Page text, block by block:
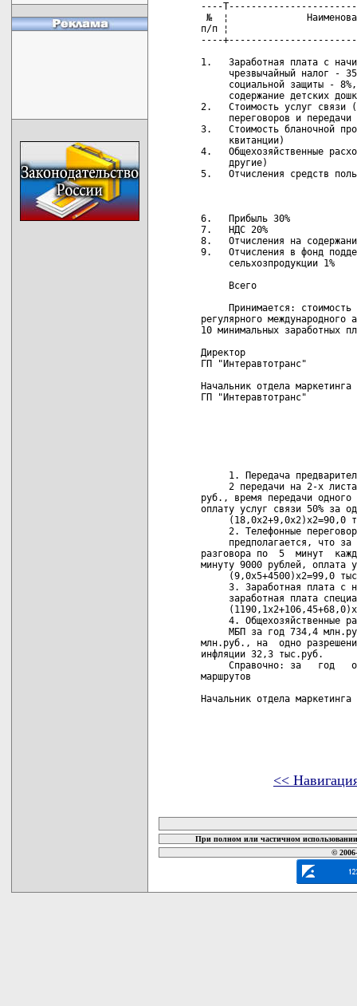
----
№  ¦
п/п ¦
----
1.   Заработная плата с
чрезвычайный налог -
социальной защиты -
содержание детских
2.   Стоимость услуг связи
переговоров и передачи
3.   Стоимость бланочной
квитанции)
4.   Общехозяйственные
другие)
5.   Отчисления средств
6.   Прибыль 30%
7.   НДС 20%
8.   Отчисления на
9.   Отчисления в фонд
сельхозпродукции 1%
Всего
Принимается: стоимость
регулярного
10 минимальных заработных
Директор
ГП "Интеравтотранс"
Начальник отдела маркетинга
ГП "Интеравтотранс"
1. Передача
2 передачи на 2-х
руб., время передачи
оплату услуг связи 50% за
(18,0х2+9,0х2)х2=90,0
2. Телефонные
предполагается, что за
разговора по  5  минут
минуту 9000 рублей, оплата
(9,0х5+4500)х2=99,0
3. Заработная плата с
заработная плата
4. Общехозяйственные
МБП за год 734,4
млн.руб., на  одно
инфляции 32,3 тыс.руб.
Справочно: за   год
маршрутов
Начальник отдела
<<
При полном или частичном
©